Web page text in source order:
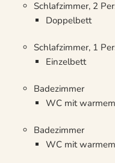
Schlafzimmer, 2
Doppelbett
Schlafzimmer, 1
Einzelbett
Badezimmer
WC mit
Badezimmer
WC mit